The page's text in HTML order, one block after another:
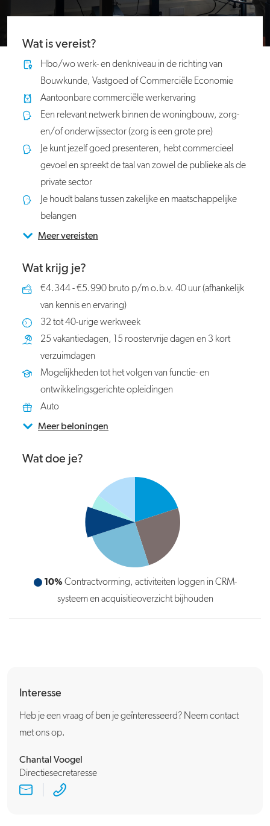
Wat is vereist?
Hbo/wo werk- en denkniveau in de richting van
Bouwkunde, Vastgoed of Commerciële Economie
Aantoonbare commerciële werkervaring
Een relevant netwerk binnen de woningbouw, zorg-
en/of onderwijssector (zorg is een grote pre)
Je kunt jezelf goed presenteren, hebt commercieel
gevoel en spreekt de taal van zowel de publieke als de
private sector
Je houdt balans tussen zakelijke en maatschappelijke
belangen
Meer vereisten
Wat krijg je?
€4.344 - €5.990 bruto p/m o.b.v. 40 uur (afhankelijk
van kennis en ervaring)
32 tot 40-urige werkweek
25 vakantiedagen, 15 roostervrije dagen en 3 kort
verzuimdagen
Mogelijkheden tot het volgen van functie- en
ontwikkelingsgerichte opleidingen
Auto
Meer beloningen
Wat doe je?
10% Contractvorming, activiteiten loggen in CRM-
systeem en acquisitieoverzicht bijhouden
Interesse
Heb je een vraag of ben je geïnteresseerd? Neem contact
met ons op.
Chantal Voogel
Directiesecretaresse